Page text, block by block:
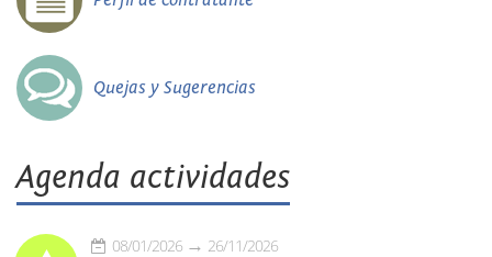
Quejas y Sugerencias
Agenda actividades
08/01/2026 26/11/2026